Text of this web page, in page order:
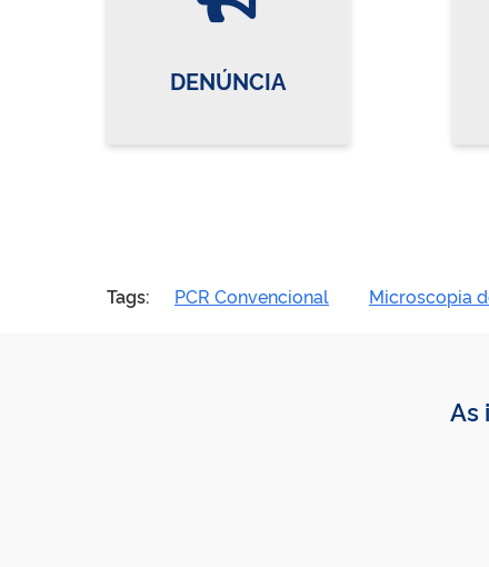
DENÚNCIA
Tags: PCR Convencional Microscopia
As